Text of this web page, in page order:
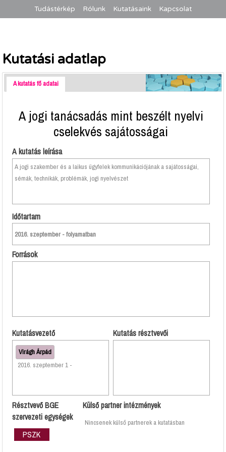
Tudástérkép Rólunk Kutatásaink Kapcsolat
Kutatási adatlap
A kutatás fő adatai
A jogi tanácsadás mint beszélt nyelvi
cselekvés sajátosságai
A kutatás leírása
A jogi szakember és a laikus ügyfelek kommunikációjának a sajátosságai,
sémák, technikák, problémák, jogi nyelvészet
Időtartam
2016. szeptember - folyamatban
Források
Kutatásvezető
Virágh Árpád
2016. szeptember 1 -
Kutatás résztvevői
Résztvevő BGE
szervezeti egységek
PSZK
Külső partner intézmények
Nincsenek külső partnerek a kutatásban